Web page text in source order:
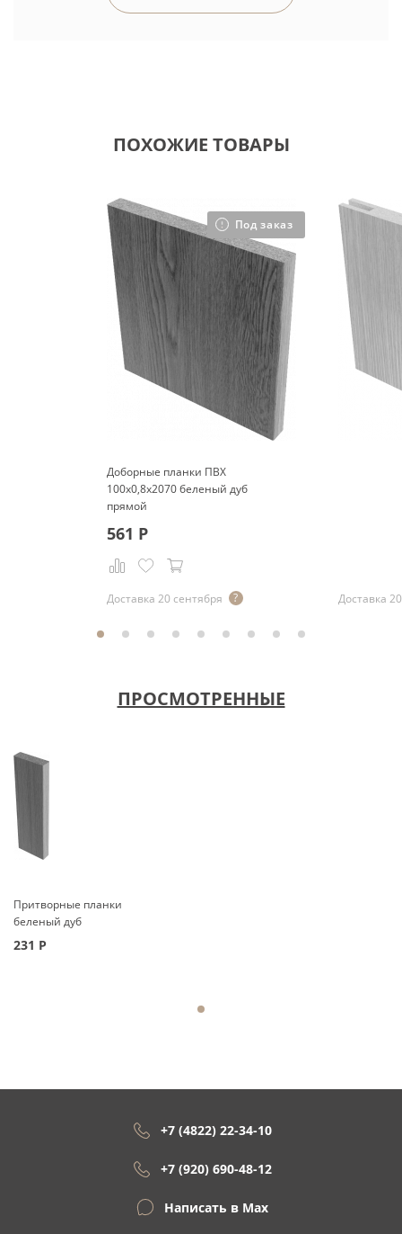
ПОХОЖИЕ ТОВАРЫ
Под заказ
Доборные планки ПВХ
100x0,8x2070 беленый дуб
прямой
561 Р
Доставка 20 сентября Доставка
ПРОСМОТРЕННЫЕ
Притворные планки
беленый дуб
231 Р
+7 (4822) 22-34-10
+7 (920) 690-48-12
Написать в Max